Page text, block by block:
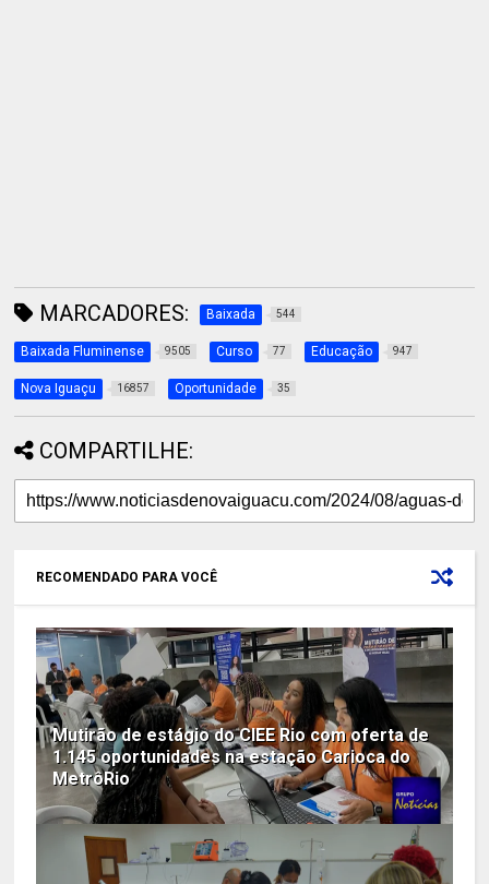
MARCADORES: Baixada 544
Baixada Fluminense 9505 Curso 77 Educação 947
Nova Iguaçu 16857 Oportunidade 35
COMPARTILHE:
RECOMENDADO PARA VOCÊ
Mutirão de estágio do CIEE Rio com oferta de
1.145 oportunidades na estação Carioca do
MetrôRio